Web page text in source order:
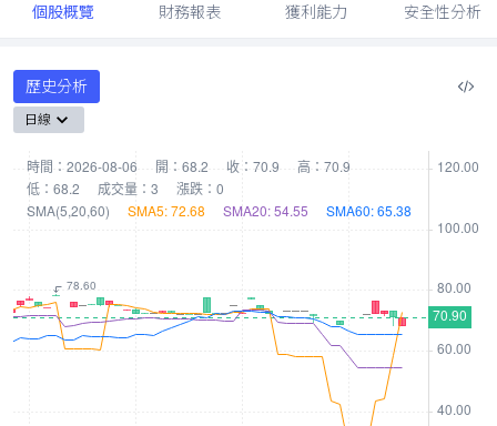
個股概覽 財務報表 獲利能力 安全性分析
歷史分析
日線